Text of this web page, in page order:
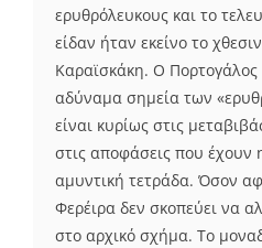
ερυθρόλευκους και το
είδαν ήταν εκείνο το
Καραϊσκάκη. Ο Πορτογάλος
αδύναμα σημεία των
είναι κυρίως στις
στις αποφάσεις που έχουν
αμυντική τετράδα. Όσον
Φερέιρα δεν σκοπεύει να
στο αρχικό σχήμα. Το